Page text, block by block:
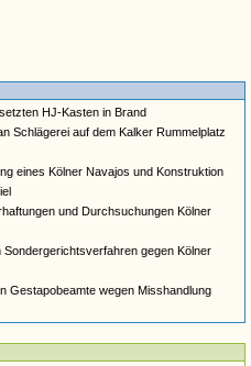
HJ-Kasten in Brand
Schlägerei auf dem Kalker Rummelplatz
eines Kölner Navajos und Konstruktion
und Durchsuchungen Kölner
Sondergerichtsverfahren gegen Kölner
Gestapobeamte wegen Misshandlung